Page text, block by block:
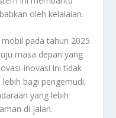
oleh kelalaian.
mobil pada tahun 2025
masa depan yang
inovasi ini tidak
bagi pengemudi,
yang lebih
di jalan.